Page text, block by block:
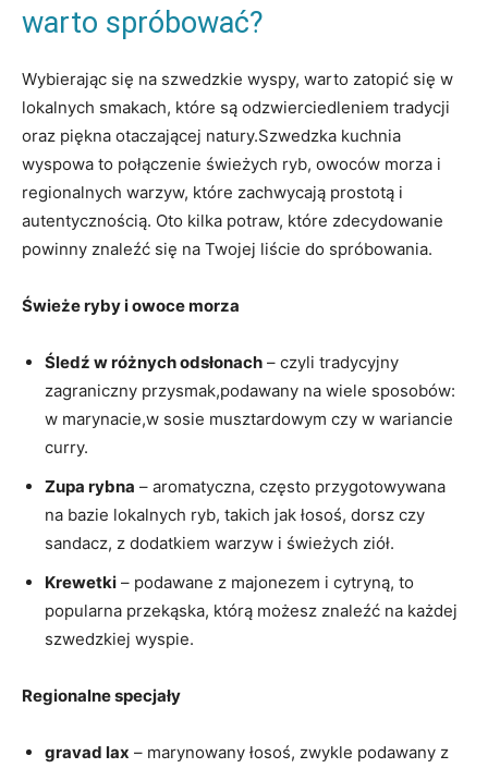
warto spróbować?
Wybierając się na szwedzkie wyspy, warto zatopić się w
lokalnych smakach, które są odzwierciedleniem tradycji
oraz piękna otaczającej natury.Szwedzka kuchnia
wyspowa to połączenie świeżych ryb, owoców morza i
regionalnych warzyw, które zachwycają prostotą i
autentycznością. Oto kilka potraw, które zdecydowanie
powinny znaleźć się na Twojej liście do spróbowania.
Świeże ryby i owoce morza
Śledź w różnych odsłonach – czyli tradycyjny
zagraniczny przysmak,podawany na wiele sposobów:
w marynacie,w sosie musztardowym czy w wariancie
curry.
Zupa rybna – aromatyczna, często przygotowywana
na bazie lokalnych ryb, takich jak łosoś, dorsz czy
sandacz, z dodatkiem warzyw i świeżych ziół.
Krewetki – podawane z majonezem i cytryną, to
popularna przekąska, którą możesz znaleźć na każdej
szwedzkiej wyspie.
Regionalne specjały
gravad lax – marynowany łosoś, zwykle podawany z